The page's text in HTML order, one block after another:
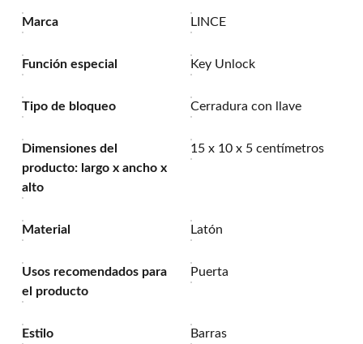
Marca LINCE
Función especial Key Unlock
Tipo de bloqueo Cerradura con llave
Dimensiones del
producto: largo x ancho x
alto
15 x 10 x 5 centímetros
Material Latón
Usos recomendados para
el producto
Puerta
Estilo Barras